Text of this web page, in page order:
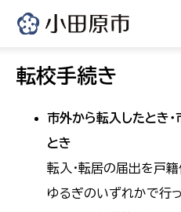
転校手続き
市外から転入したとき
とき
転入・転居の届出を戸籍
ゆるぎのいずれかで行